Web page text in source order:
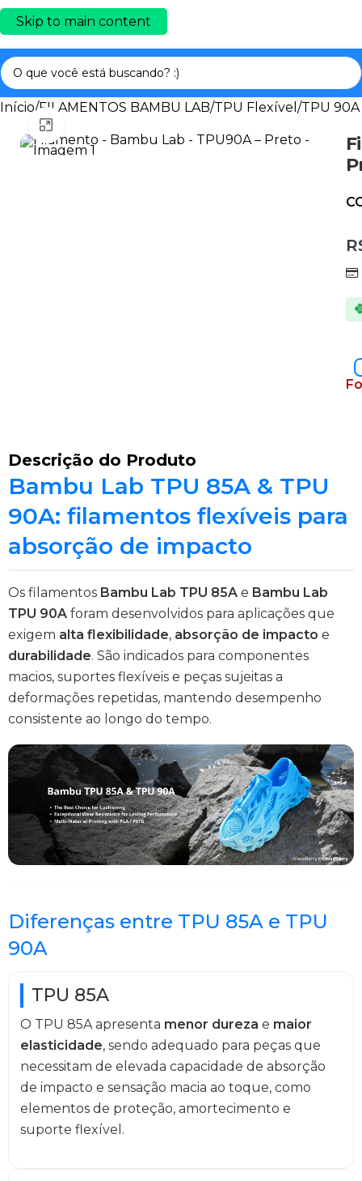
Skip to main content
Início/FILAMENTOS BAMBU LAB/TPU Flexível /TPU 90A
Descrição do Produto
Bambu Lab TPU 85A & TPU
90A: filamentos flexíveis para
absorção de impacto
Os filamentos Bambu Lab TPU 85A e Bambu Lab
TPU 90A foram desenvolvidos para aplicações que
exigem alta flexibilidade, absorção de impacto e
durabilidade. São indicados para componentes
macios, suportes flexíveis e peças sujeitas a
deformações repetidas, mantendo desempenho
consistente ao longo do tempo.
Diferenças entre TPU 85A e TPU
90A
TPU 85A
O TPU 85A apresenta menor dureza e maior
elasticidade, sendo adequado para peças que
necessitam de elevada capacidade de absorção
de impacto e sensação macia ao toque, como
elementos de proteção, amortecimento e
suporte flexível.